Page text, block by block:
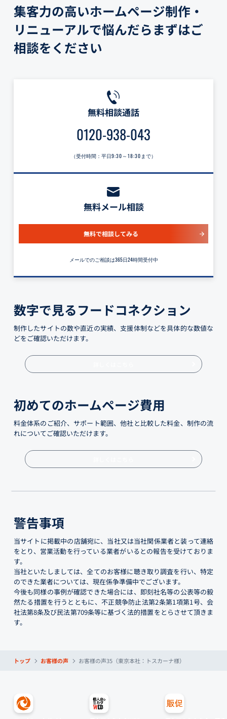
集客力の高いホームページ制作・
リニューアルで悩んだらまずはご
相談をください
無料相談通話
0120-938-043
（受付時間：平日9:30～18:30 まで）
無料メール相談
無料で相談してみる
メールでのご相談は365日24時間受付中
数字で見るフードコネクション
制作したサイトの数や直近の実績、支援体制などを具体的な数値な
どをご確認いただけます。
初めてのホームページ費用
料金体系のご紹介、サポート範囲、他社と比較した料金、制作の流
れについてご確認いただけます。
警告事項
当サイトに掲載中の店舗宛に、当社又は当社関係業者と装って連絡
をとり、営業活動を行っている業者がいるとの報告を受けておりま
す。
当社といたしましては、全てのお客様に聴き取り調査を行い、特定
のできた業者については、現在係争準備中でございます。
今後も同様の事例が確認できた場合には、即刻社名等の公表等の毅
然たる措置を行うとともに、不正競争防止法第2条第1項第1号、会
社法第8条及び民法第709条等に基づく法的措置をとらさせて頂きま
す。
トップ お客様の声 お客様の声35（東京本社：トスカーナ様）